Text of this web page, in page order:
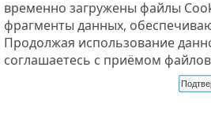
временно загружены файлы
фрагменты данных,
Продолжая использование
соглашаетесь с приёмом